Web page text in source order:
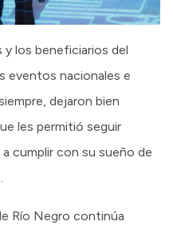
y los beneficiarios del
eventos nacionales e
dejaron bien
les permitió seguir
cumplir con su sueño de
Río Negro continúa